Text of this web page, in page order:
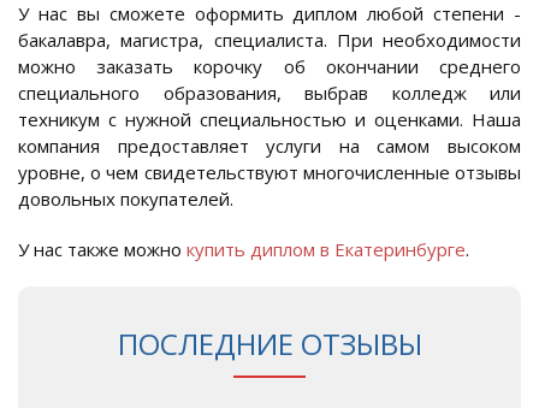
У нас вы сможете оформить диплом любой степени -
бакалавра, магистра, специалиста. При необходимости
можно заказать корочку об окончании среднего
специального образования, выбрав колледж или
техникум с нужной специальностью и оценками. Наша
компания предоставляет услуги на самом высоком
уровне, о чем свидетельствуют многочисленные отзывы
довольных покупателей.
У нас также можно купить диплом в Екатеринбурге.
ПОСЛЕДНИЕ ОТЗЫВЫ